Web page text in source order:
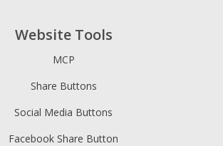
Website Tools
MCP
Share Buttons
Social Media Buttons
Facebook Share Button